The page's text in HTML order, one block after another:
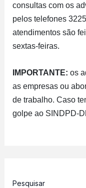
consultas com os
pelos telefones
atendimentos são
sextas-feiras.
IMPORTANTE:os
as empresas ou
de trabalho. Caso
golpe ao SINDPD-
Pesquisar